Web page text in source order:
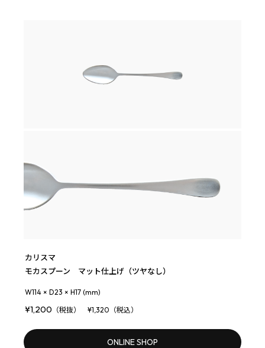
カリスマ
モカスプーン マット仕上げ（ツヤなし）
W114 × D23 × H17 (mm)
¥1,200 （税抜） ¥1,320（税込）
ONLINE SHOP